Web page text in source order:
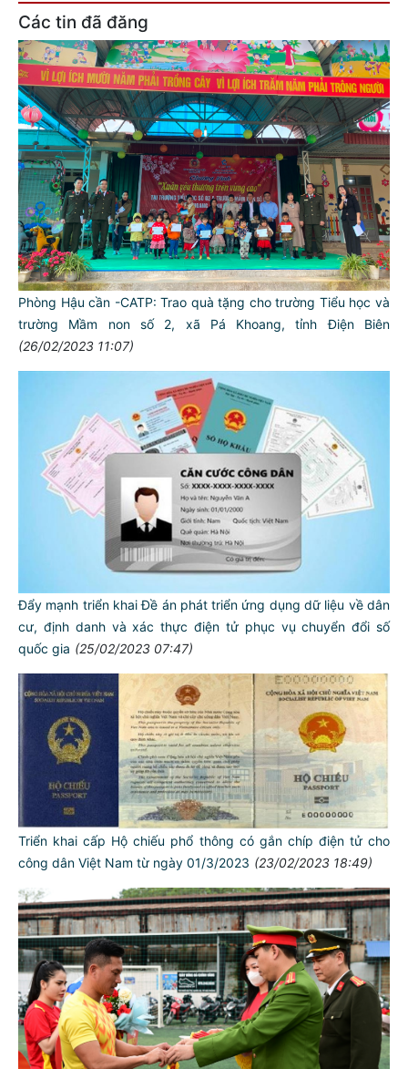
Các tin đã đăng
Phòng Hậu cần -CATP: Trao quà tặng cho trường Tiểu học và
trường Mầm non số 2, xã Pá Khoang, tỉnh Điện Biên
(26/02/2023 11:07)
Đẩy mạnh triển khai Đề án phát triển ứng dụng dữ liệu về dân
cư, định danh và xác thực điện tử phục vụ chuyển đổi số
quốc gia (25/02/2023 07:47)
Triển khai cấp Hộ chiếu phổ thông có gắn chíp điện tử cho
công dân Việt Nam từ ngày 01/3/2023 (23/02/2023 18:49)